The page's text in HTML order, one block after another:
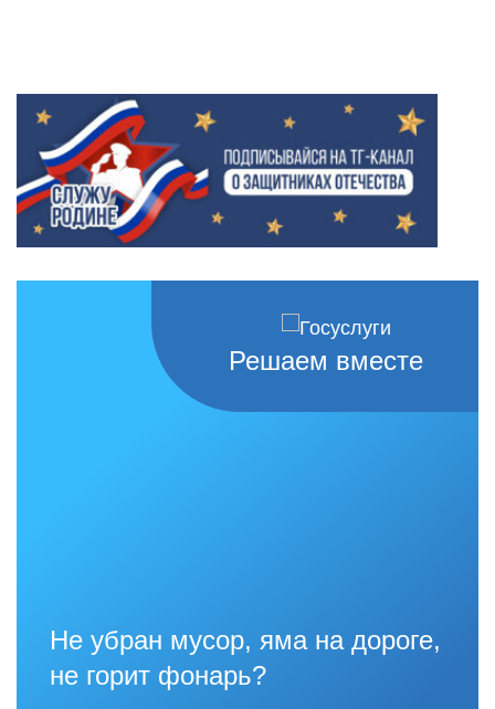
Решаем вместе
Не убран мусор, яма на дороге,
не горит фонарь?